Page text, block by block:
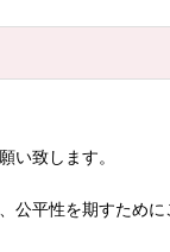
い致します。
平性を期すため